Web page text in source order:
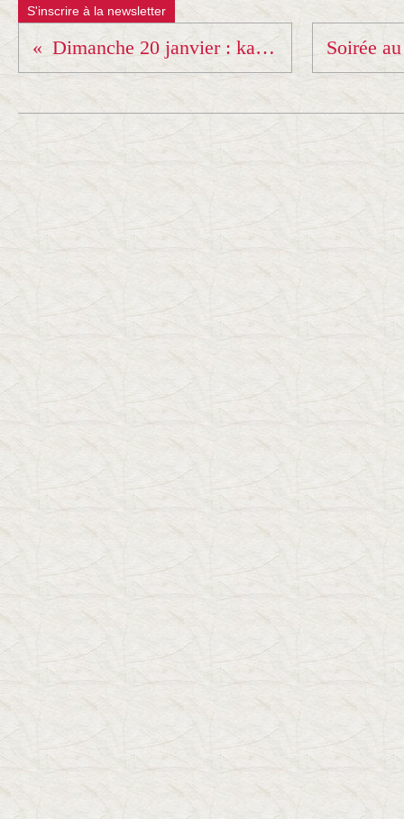
S'inscrire à la newsletter
Dimanche 20 janvier : kagami biraki ( cérémonie des voeux )